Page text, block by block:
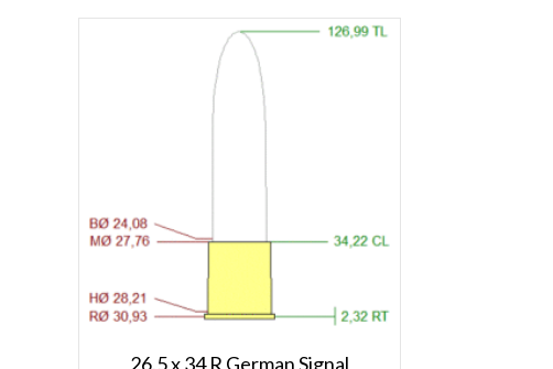
26,5 x 34 R German Signal